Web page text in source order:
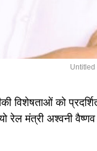
Untitled
विशेषताओं को
रेल मंत्री अश्वनी